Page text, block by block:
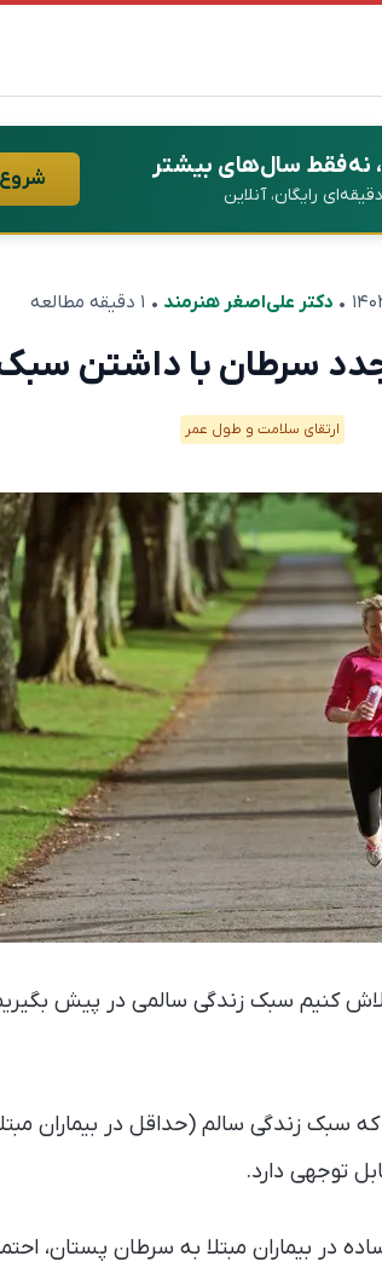
، نه فقط سال‌های بیشتر شروع
• دکتر علی‌اصغر هنرمند • ۱ دقیقه مطالعه
سرطان با داشتن سبک
ارتقای سلامت و طول عمر
کنیم سبک زندگی سالمی در پیش‌
سبک زندگی سالم (حداقل در بیماران
توجهی دارد.
بیماران مبتلا به سرطان پستان،